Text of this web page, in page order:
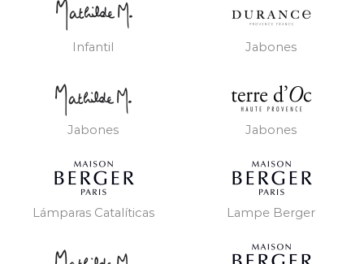
Infantil Jabones
Jabones Jabones
Lámparas Catalíticas Lampe Berger